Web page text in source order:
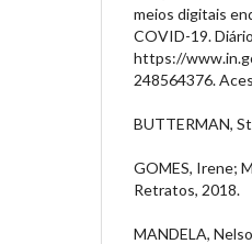
meios digitais
COVID-19.
https://
248564376.
BUTTERMAN,
GOMES, Irene;
Retratos, 2018.
MANDELA,